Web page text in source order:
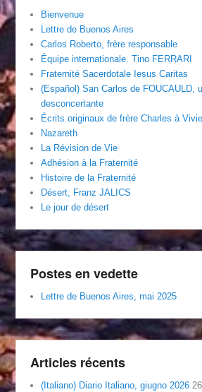
Bienvenue
Lettre de Buenos Aires
Carlos Roberto, frère responsable
Équipe internationale. Tino FERRARI
Fraternité Sacerdotale Iesus Caritas
(Español) San Carlos de FOUCAULD,
desconcertante
Écrits originaux de frère Charles à
Nazareth
La Révision de Vie
Adhésion à la Fraternité
Histoire de la Fraternité
Désert, Franz JALICS
Le jour de désert
Postes en vedette
Lettre de Buenos Aires, mai 2025
Articles récents
(Italiano) Diario Italiano, giugno 2026